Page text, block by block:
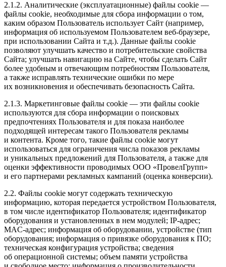
2.1.2. Аналитические (эксплуатационные) файлы cookie —
файлы cookie, необходимые для сбора информации о том,
каким образом Пользователь использует Сайт (например,
информация об используемом Пользователем веб-браузере,
при использовании Сайта и т.д.). Данные файлы cookie
позволяют улучшать качество и потребительские свойства
Сайта; улучшать навигацию на Сайте, чтобы сделать Сайт
более удобным и отвечающим потребностям Пользователя,
а также исправлять технические ошибки по мере
их возникновения и обеспечивать безопасность Сайта.
2.1.3. Маркетинговые файлы cookie — эти файлы cookie
используются для сбора информации о поисковых
предпочтениях Пользователя и для показа наиболее
подходящей интересам такого Пользователя рекламы
и контента. Кроме того, такие файлы cookie могут
использоваться для ограничения числа показов рекламы
и уникальных предложений для Пользователя, а также для
оценки эффективности проводимых ООО «ПровелГрупп»
и его партнерами рекламных кампаний (оценка конверсии).
2.2. Файлы cookie могут содержать техническую
информацию, которая передается устройством Пользователя,
в том числе идентификатор Пользователя; идентификатор
оборудования и установленных в нем модулей; IP-адрес;
MAC-адрес; информация об оборудовании, устройстве (тип
оборудования; информация о привязке оборудования к ПО;
техническая конфигурация устройства; сведения
об операционной системы; объем памяти устройства